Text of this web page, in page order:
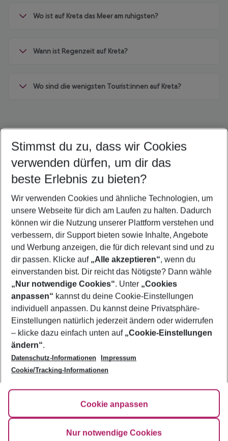
Wo ist auf Kreta das Meer am ruhigsten?
Wann ist Regenzeit auf Kreta?
Wo sind die wenigsten Tourist:innen auf Kreta?
Quicklinks
Flug & Hotel Amoudara
Frübucher Angebote Amoudara für 2026
Pauschalreisen Amoudara
Familienurlaub Amoudara
Urlaub Amoudara
Footer
Footer navigation
Über uns
AGB
Bestpreisgarantie
Cookie-Einstellungen ändern
Cookie-Richtlinie
Impressum
Agenturbetreuung
Barrierefreies Reisen
HanseMerkur Reiseversicherung
Hilfe & Kontakt
Folge uns
Stimmst du zu, dass wir Cookies
verwenden dürfen, um dir das
beste Erlebnis zu bieten?
Wir verwenden Cookies und ähnliche Technologien, um
unsere Webseite für dich am Laufen zu halten. Dadurch
können wir die Nutzung unserer Plattform verstehen und
verbessern, dir Support bieten sowie Inhalte, Angebote
und Werbung anzeigen, die für dich relevant sind und zu
dir passen. Klicke auf „Alle akzeptieren“, wenn du
einverstanden bist. Dir reicht das Nötigste? Dann wähle
„Nur notwendige Cookies“. Unter „Cookies
anpassen“ kannst du deine Cookie-Einstellungen
individuell anpassen. Du kannst deine Privatsphäre-
Einstellungen natürlich jederzeit ändern oder widerrufen
– klicke dazu einfach unten auf „Cookie-Einstellungen
ändern“.
Datenschutz-Informationen
Impressum
Cookie/Tracking-Informationen
Cookie anpassen
Nur notwendige Cookies